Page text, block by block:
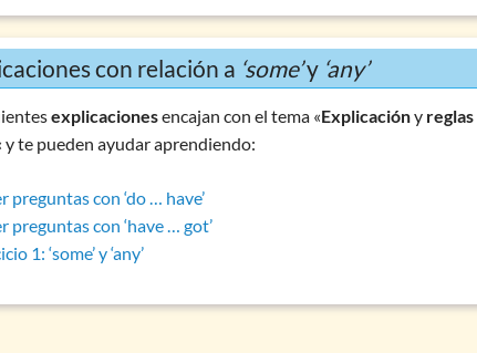
con relación a ‘some’y ‘any’
explicacionesencajan con el tema «Explicacióny reglas
y te pueden ayudar aprendiendo:
preguntas con ‘do … have’
preguntas con ‘have … got’
1: ‘some’ y ‘any’